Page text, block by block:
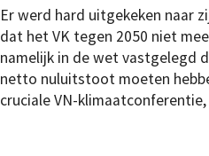
Er werd hard uitgekeken naar
dat het VK tegen 2050 niet
namelijk in de wet vastgelegd
netto nuluitstoot moeten
cruciale VN-